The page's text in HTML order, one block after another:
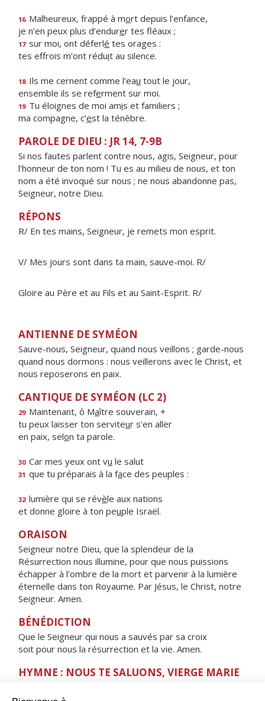
16 Malheureux, frappé à mort depuis l’enfance,
je n’en peux plus d’endurer tes fléaux ;
17 sur moi, ont déferlé tes orages :
tes effrois m’ont réduit au silence.
18 Ils me cernent comme l’eau tout le jour,
ensemble ils se referment sur moi.
19 Tu éloignes de moi amis et familiers ;
ma compagne, c’est la ténèbre.
PAROLE DE DIEU : JR 14, 7-9B
Si nos fautes parlent contre nous, agis, Seigneur, pour
l’honneur de ton nom ! Tu es au milieu de nous, et ton
nom a été invoqué sur nous ; ne nous abandonne pas,
Seigneur, notre Dieu.
RÉPONS
R/ En tes mains, Seigneur, je remets mon esprit.
V/ Mes jours sont dans ta main, sauve-moi. R/
Gloire au Père et au Fils et au Saint-Esprit. R/
ANTIENNE DE SYMÉON
Sauve-nous, Seigneur, quand nous veillons ; garde-nous
quand nous dormons : nous veillerons avec le Christ, et
nous reposerons en paix.
CANTIQUE DE SYMÉON (LC 2)
29 Maintenant, ô Maître souverain, +
tu peux laisser ton serviteur s'en aller
en paix, selon ta parole.
30 Car mes yeux ont vu le salut
31 que tu préparais à la face des peuples :
32 lumière qui se révèle aux nations
et donne gloire à ton peuple Israël.
ORAISON
Seigneur notre Dieu, que la splendeur de la
Résurrection nous illumine, pour que nous puissions
échapper à l’ombre de la mort et parvenir à la lumière
éternelle dans ton Royaume. Par Jésus, le Christ, notre
Seigneur. Amen.
BÉNÉDICTION
Que le Seigneur qui nous a sauvés par sa croix
soit pour nous la résurrection et la vie. Amen.
HYMNE : NOUS TE SALUONS, VIERGE MARIE